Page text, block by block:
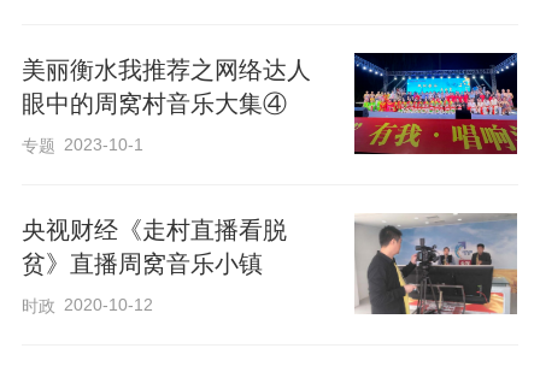
美丽衡水我推荐之网络达人
眼中的周窝村音乐大集④
专题 2023-10-1
央视财经《走村直播看脱
贫》直播周窝音乐小镇
时政 2020-10-12